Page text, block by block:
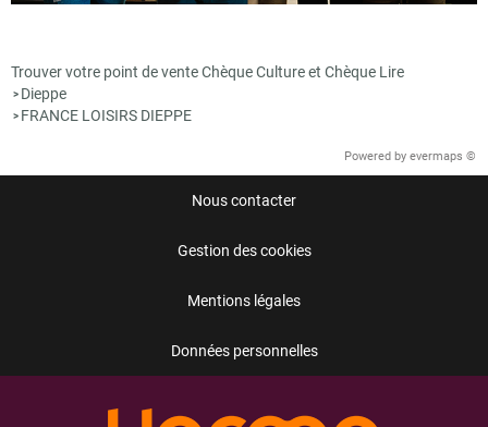
Trouver votre point de vente Chèque Culture et Chèque Lire
> Dieppe
> FRANCE LOISIRS DIEPPE
Powered by evermaps ©
Nous contacter
Gestion des cookies
Mentions légales
Données personnelles